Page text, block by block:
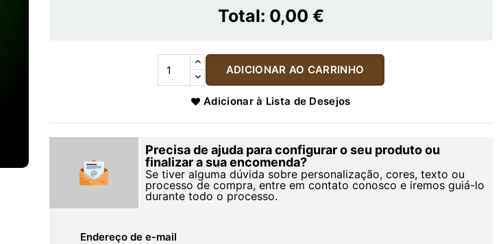
Total: 0,00 €
ADICIONAR AO CARRINHO
Adicionar à Lista de Desejos
Precisa de ajuda para configurar o seu produto ou
finalizar a sua encomenda?
Se tiver alguma dúvida sobre personalização, cores, texto ou
processo de compra, entre em contato conosco e iremos guiá-lo
durante todo o processo.
Endereço de e-mail